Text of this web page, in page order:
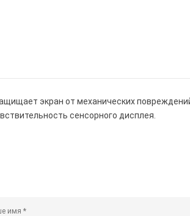
экран от механических
сенсорного дисплея.